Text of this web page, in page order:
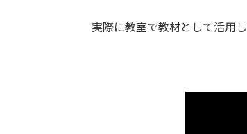
実際に教室で教材として活用